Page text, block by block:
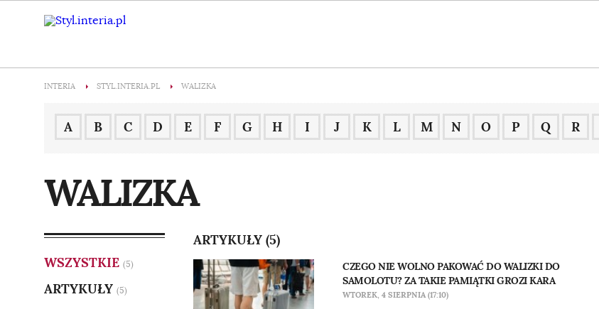
INTERIA STYL.INTERIA.PL WALIZKA
A B C D E F G H I J K L M N O P Q R
WALIZKA
WSZYSTKIE (5)
ARTYKUŁY (5)
ARTYKUŁY (5)
CZEGO NIE WOLNO PAKOWAĆ DO WALIZKI DO
SAMOLOTU? ZA TAKIE PAMIĄTKI GROZI KARA
WTOREK, 4 SIERPNIA (17:10)